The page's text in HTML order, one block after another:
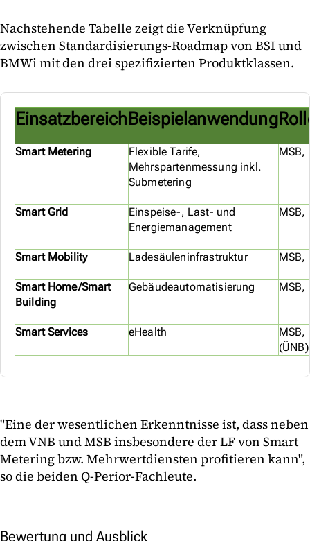
Nachstehende Tabelle zeigt die Verknüpfung
zwischen Standardisierungs-Roadmap von BSI und
BMWi mit den drei spezifizierten Produktklassen.
EinsatzbereichBeispielanwendung
Smart Metering
Flexible Tarife,
Mehrspartenmessung inkl.
Submetering
MSB,
Smart Grid
Einspeise-, Last- und
Energiemanagement
MSB,
Smart Mobility Ladesäuleninfrastruktur MSB,
Smart Home/Smart
Building
Gebäudeautomatisierung MSB,
Smart Services eHealth
MSB,
(ÜNB)
"Eine der wesentlichen Erkenntnisse ist, dass neben
dem VNB und MSB insbesondere der LF von Smart
Metering bzw. Mehrwertdiensten profitieren kann",
so die beiden Q-Perior-Fachleute.
Bewertung und Ausblick